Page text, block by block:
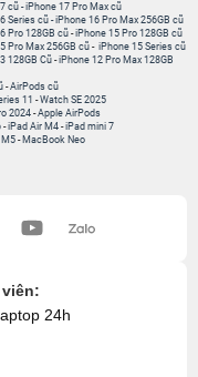
cũ -iPhone 17 Pro Max cũ
Series cũ - iPhone 16 Pro Max 256GB cũ
Pro 128GB cũ-iPhone 15 Pro 128GB cũ
Pro Max 256GB cũ - iPhone 15 Series cũ
128GB Cũ -iPhone 12 Pro Max 128GB
-AirPods cũ
11 -Watch SE 2025
2024-Apple AirPods
-iPad Air M4 -iPad mini 7
M5 - MacBook Neo
24h